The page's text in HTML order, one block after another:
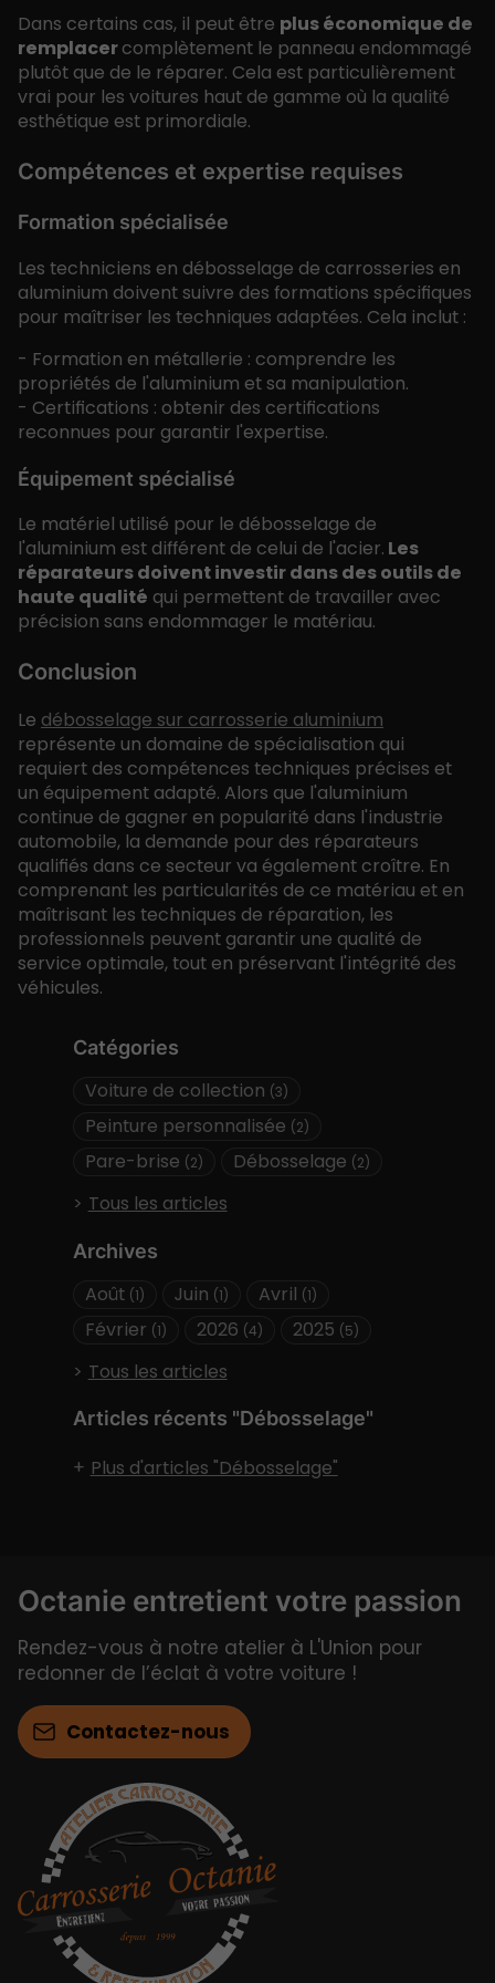
Catégories
Voiture de collection (3)
Peinture personnalisée (2)
Pare-brise (2) Débosselage (2)
Tous les articles
Archives
Août (1) Juin (1) Avril (1)
Février (1) 2026 (4) 2025 (5)
Tous les articles
Articles récents "Débosselage"
Plus d'articles "Débosselage"
Dans certains cas, il peut être plus économique de
remplacercomplètement le panneau endommagé
plutôt que de le réparer. Cela est particulièrement
vrai pour les voitures haut de gamme où la qualité
esthétique est primordiale.
Compétences et expertise requises
Formation spécialisée
Les techniciens en débosselage de carrosseries en
aluminium doivent suivre des formations spécifiques
pour maîtriser les techniques adaptées. Cela inclut :
- Formation en métallerie : comprendre les
propriétés de l'aluminium et sa manipulation.
- Certifications : obtenir des certifications
reconnues pour garantir l'expertise.
Équipement spécialisé
Le matériel utilisé pour le débosselage de
l'aluminium est différent de celui de l'acier. Les
réparateurs doivent investir dans des outils de
haute qualité qui permettent de travailler avec
précision sans endommager le matériau.
Conclusion
Le débosselage sur carrosserie aluminium
représente un domaine de spécialisation qui
requiert des compétences techniques précises et
un équipement adapté. Alors que l'aluminium
continue de gagner en popularité dans l'industrie
automobile, la demande pour des réparateurs
qualifiés dans ce secteur va également croître. En
comprenant les particularités de ce matériau et en
maîtrisant les techniques de réparation, les
professionnels peuvent garantir une qualité de
service optimale, tout en préservant l'intégrité des
véhicules.
Octanie entretient votre passion
Rendez-vous à notre atelier à L'Union pour
redonner de l’éclat à votre voiture !
Contactez-nous